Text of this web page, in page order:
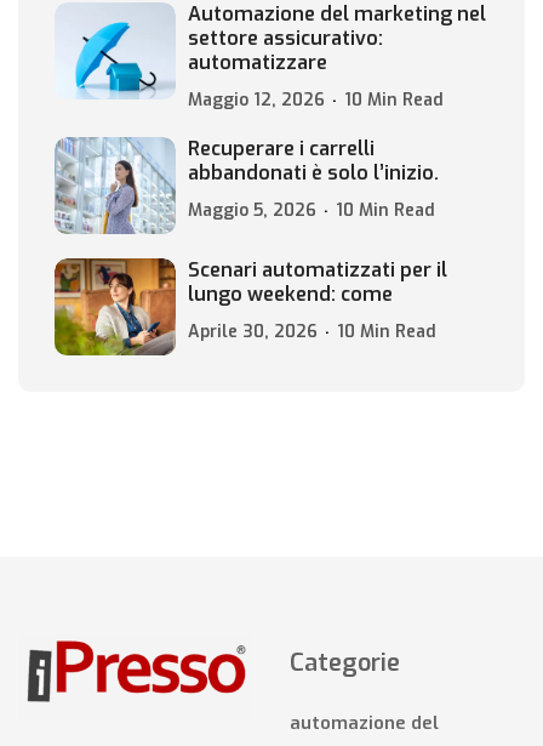
Automazione del marketing nel
settore assicurativo:
automatizzare
Maggio 12, 2026 10 Min Read
Recuperare i carrelli
abbandonati è solo l’inizio.
Maggio 5, 2026 10 Min Read
Scenari automatizzati per il
lungo weekend: come
Aprile 30, 2026 10 Min Read
Categorie
automazione del